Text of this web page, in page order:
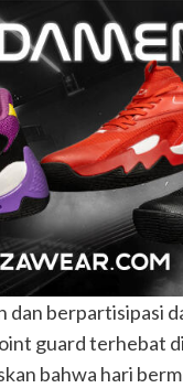
dan berpartisipasi
guard terhebat
bahwa hari